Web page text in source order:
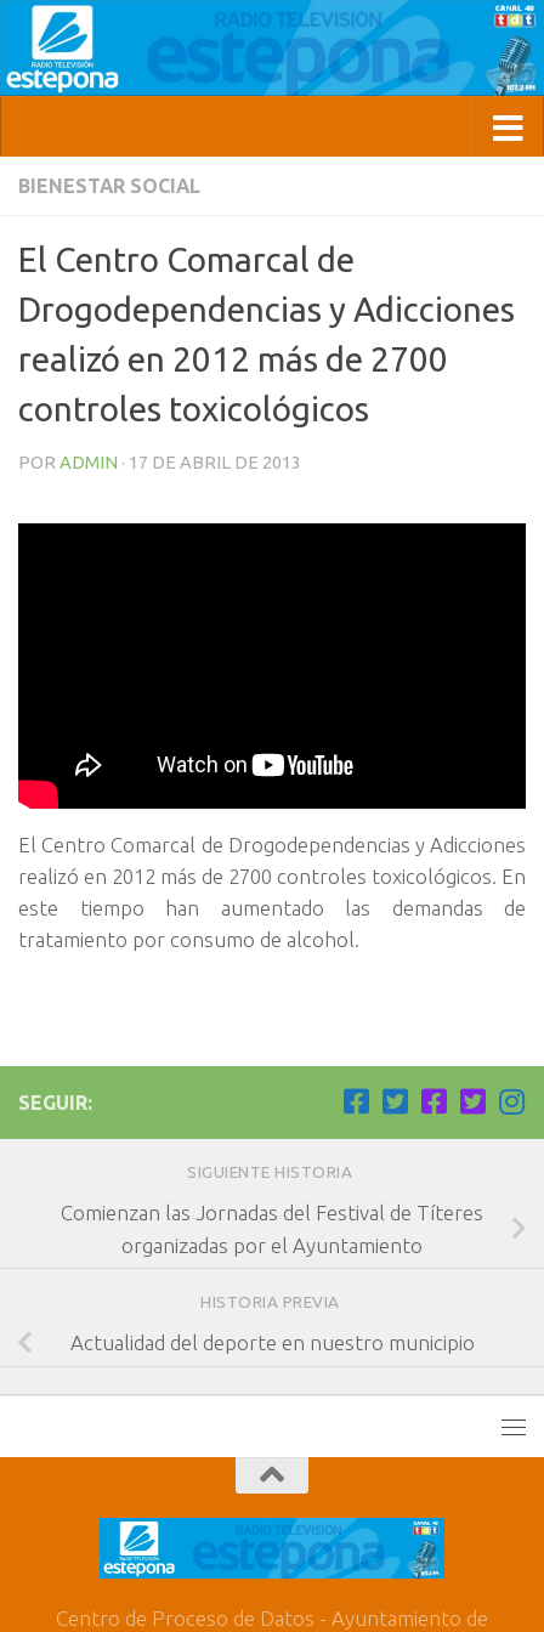
BIENESTAR SOCIAL
El Centro Comarcal de
Drogodependencias y Adicciones
realizó en 2012 más de 2700
controles toxicológicos
POR ADMIN · 17 DE ABRIL DE 2013
El Centro Comarcal de Drogodependencias y Adicciones
realizó en 2012 más de 2700 controles toxicológicos. En
este tiempo han aumentado las demandas de
tratamiento por consumo de alcohol.
SEGUIR:
SIGUIENTE HISTORIA
Comienzan las Jornadas del Festival de Títeres
organizadas por el Ayuntamiento
HISTORIA PREVIA
Actualidad del deporte en nuestro municipio
Centro de Proceso de Datos - Ayuntamiento de